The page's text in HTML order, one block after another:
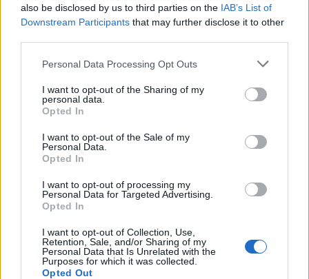
also be disclosed by us to third parties on the IAB’s List of
Downstream Participants that may further disclose it to other
Personal Data Processing Opt Outs
I want to opt-out of the Sharing of my
personal data.
Opted In
I want to opt-out of the Sale of my
Personal Data.
Opted In
I want to opt-out of processing my
Personal Data for Targeted Advertising.
Opted In
I want to opt-out of Collection, Use,
Retention, Sale, and/or Sharing of my
Personal Data that Is Unrelated with the
Purposes for which it was collected.
Opted Out
για να ενισχύσεις
την ψυχική σου υγεία
(+σε τι πρέπει να
δώσεις τεράστια
έμφαση)
Δύο στις τρεις
γυναίκες έχουν κακή
εργασία τους και ο
απογοητευτικός